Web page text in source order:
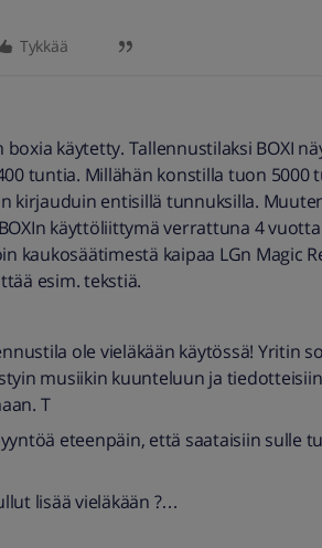
Tykkää
käytetty. Tallennustilaksi BOXI
tuntia. Millähän konstilla tuon 5000
kirjauduin entisillä tunnuksilla.
käyttöliittymä verrattuna 4 vuotta
kaukosäätimestä kaipaa LGn Magic
esim. tekstiä.
ole vieläkään käytössä! Yritin
musiikin kuunteluun ja
T
eteenpäin, että saataisiin sulle
lisää vieläkään ?…